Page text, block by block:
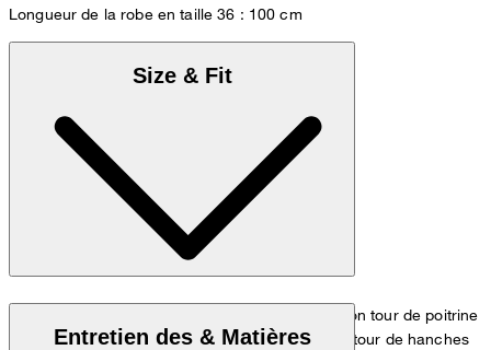
Longueur de la robe en taille 36 : 100 cm
Size & Fit
Le modèle porte la taille 36 et mesure 1,80 m, son tour de poitrine
est de 83 cm, son tour de taille de 60 cm et son tour de hanches
Entretien des & Matières